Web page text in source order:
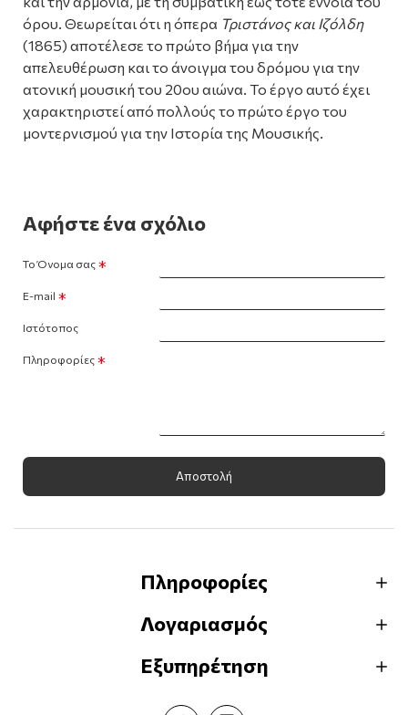
όρου. Θεωρείται ότι η όπερα Τριστάνος και Ιζόλδη
(1865) αποτέλεσε το πρώτο βήμα για την
απελευθέρωση και το άνοιγμα του δρόμου για την
ατονική μουσική του 20ου αιώνα. Το έργο αυτό έχει
χαρακτηριστεί από πολλούς το πρώτο έργο του
μοντερνισμού για την Ιστορία της Μουσικής.
Αφήστε ένα σχόλιο
Το Όνομα σας
E-mail
Ιστότοπος
Πληροφορίες
Αποστολή
Πληροφορίες
Λογαριασμός
Εξυπηρέτηση